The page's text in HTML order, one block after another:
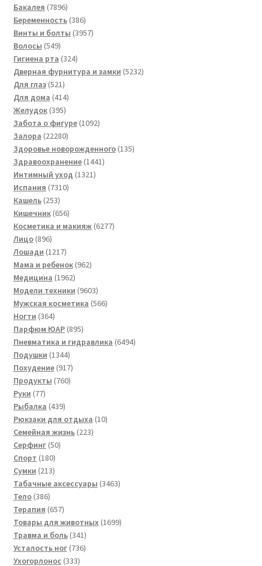
Бакалея 78967896
товаров
Беременность 386386
товаров
Винты и болты 39573957
Волосы 549549
товаров
Гигиена рта 324324
товара
Дверная фурнитура и замки 52325232
Для глаз 521521
товар
Для дома 414414
Желудок 395395
товаров
Забота о фигуре 10921092
Залора 2228022280
товаров
Здоровье новорожденного 135135
Здравоохранение 14411441
Интимный уход 13211321
Испания 73107310
Кашель 253253
товара
Кишечник 656656
товаров
Косметика и макияж 62776277
Лицо 896896
товаров
Лошади 12171217
товаров
Мама и ребенок 962962
Медицина 19621962
товара
Модели техники 96039603
товара
Мужская косметика 566566
Ногти 364364
товара
Парфюм ЮАР 895895
товаров
Пневматика и гидравлика 64946494
Подушки 13441344
товара
Похудение 917917
товаров
Продукты 760760
Руки 7777
товаров
Рыбалка 439439
товаров
Рюкзаки для отдыха 1010
Семейная жизнь 223223
Серфинг 5050
Спорт 180180
товаров
Сумки 213213
товаров
Табачные аксессуары 34633463
Тело 386386
товаров
Терапия 657657
товаров
Товары для животных 16991699
Травма и боль 341341
товар
Усталость ног 736736
Ухогорлонос 333333